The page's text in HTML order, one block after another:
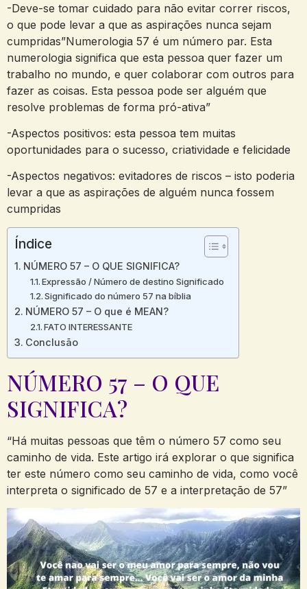
-Deve-se tomar cuidado para não evitar correr riscos,
o que pode levar a que as aspirações nunca sejam
cumpridas”Numerologia 57 é um número par. Esta
numerologia significa que esta pessoa quer fazer um
trabalho no mundo, e quer colaborar com outros para
fazer as coisas. Esta pessoa pode ser alguém que
resolve problemas de forma pró-ativa”
-Aspectos positivos: esta pessoa tem muitas
oportunidades para o sucesso, criatividade e felicidade
-Aspectos negativos: evitadores de riscos – isto poderia
levar a que as aspirações de alguém nunca fossem
cumpridas
Índice
NÚMERO 57 – O QUE SIGNIFICA?
Expressão / Número de destino Significado
Significado do número 57 na bíblia
NÚMERO 57 – O que é MEAN?
FATO INTERESSANTE
Conclusão
NÚMERO 57 – O QUE
SIGNIFICA?
“Há muitas pessoas que têm o número 57 como seu
caminho de vida. Este artigo irá explorar o que significa
ter este número como seu caminho de vida, como você
interpreta o significado de 57 e a interpretação de 57”